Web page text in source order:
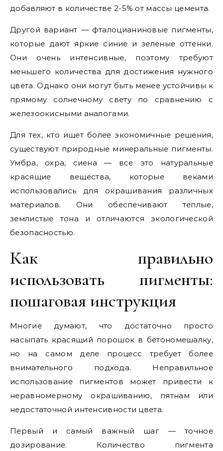
добавляют в количестве 2-5% от массы цемента.
Другой вариант — фталоцианиновые пигменты,
которые дают яркие синие и зеленые оттенки.
Они очень интенсивные, поэтому требуют
меньшего количества для достижения нужного
цвета. Однако они могут быть менее устойчивы к
прямому солнечному свету по сравнению с
железоокисными аналогами.
Для тех, кто ищет более экономичные решения,
существуют природные минеральные пигменты.
Умбра, охра, сиена — все это натуральные
красящие вещества, которые веками
использовались для окрашивания различных
материалов. Они обеспечивают теплые,
землистые тона и отличаются экологической
безопасностью.
Как правильно
использовать пигменты:
пошаговая инструкция
Многие думают, что достаточно просто
насыпать красящий порошок в бетономешалку,
но на самом деле процесс требует более
внимательного подхода. Неправильное
использование пигментов может привести к
неравномерному окрашиванию, пятнам или
недостаточной интенсивности цвета.
Первый и самый важный шаг — точное
дозирование. Количество пигмента